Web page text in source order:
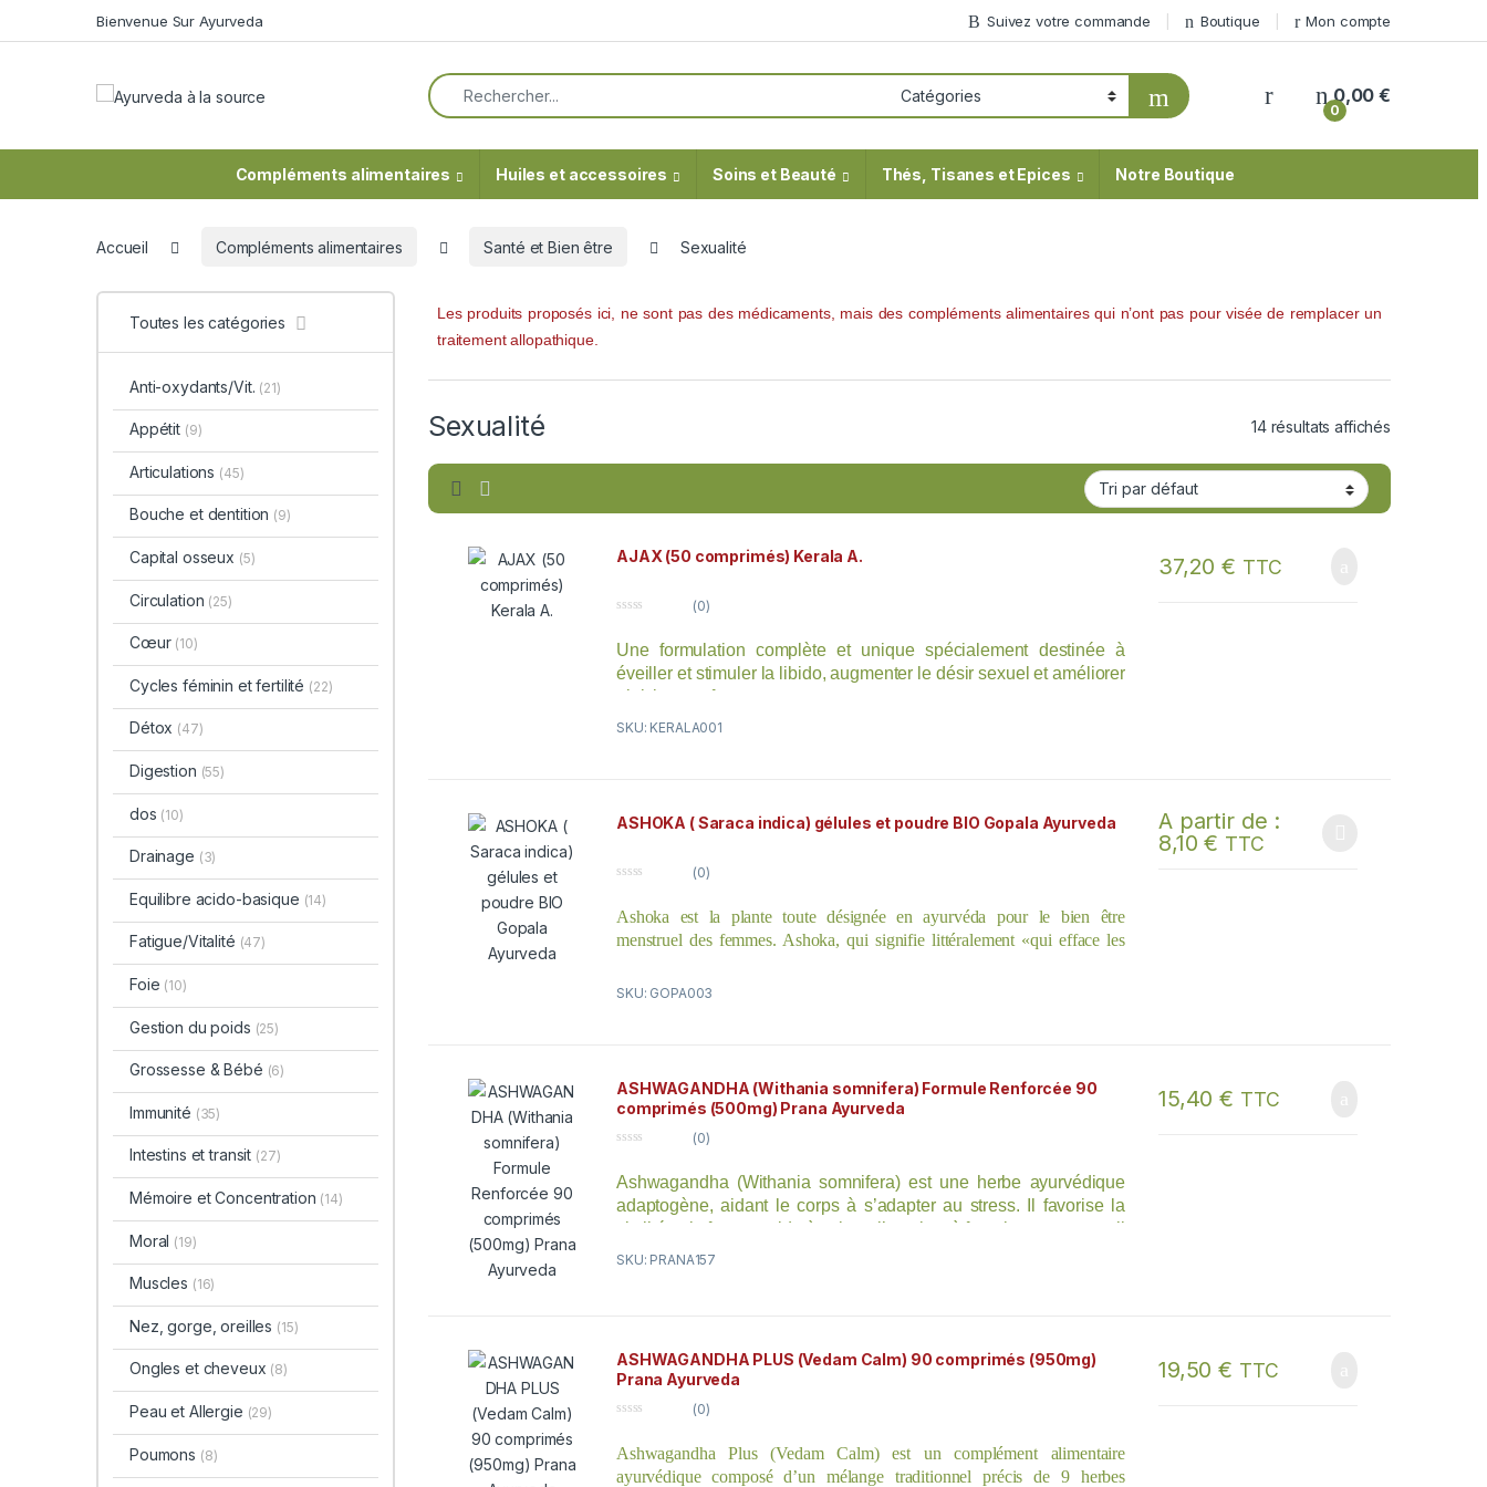
Bienvenue Sur Ayurveda Suivez votre commande Boutique Mon compte
Search for:
My Account
0
0,00€
Compléments alimentaires Huiles et accessoires Soins et Beauté Thés, Tisanes et Epices Notre Boutique
Accueil Compléments alimentaires Santé et Bien être Sexualité
Les produits proposés ici, ne sont pas des médicaments, mais des compléments alimentaires qui n’ont pas pour visée de remplacer un
traitement allopathique.
Sexualité 14 résultats affichés
AJAX (50 comprimés) Kerala A.
u
o
(0)
Une formulation complète et unique spécialement destinée à
éveiller et stimuler la libido, augmenter le désir sexuel et améliorer
plaisir et performance.
SKU: KERALA001
37,20€ TTC
ASHOKA ( Saraca indica) gélules et poudre BIO Gopala Ayurveda
u
o
(0)
Ashoka est la plante toute désignée en ayurvéda pour le bien être
menstruel des femmes. Ashoka, qui signifie littéralement «qui efface les
douleurs, les sensations de brûlure, les ballonnements et l’inconfort liés
améliore le tissu de l’endomètre.
SKU: GOPA003
A partir de :
8,10€ TTC
Ce produit a plusieurs variations. Les
ASHWAGANDHA (Withania somnifera) Formule Renforcée 90
comprimés (500mg) Prana Ayurveda
u
o
(0)
Ashwagandha (Withania somnifera) est une herbe ayurvédique
adaptogène, aidant le corps à s’adapter au stress. Il favorise la
réparateur. Les comprimés d’Ashwagandha extra fort de Prana
rajeunir à la fois l’esprit et le corps.
SKU: PRANA157
15,40€ TTC
ASHWAGANDHA PLUS (Vedam Calm) 90 comprimés (950mg)
Prana Ayurveda
u
o
(0)
Ashwagandha Plus (Vedam Calm) est un complément alimentaire
ayurvédique composé d’un mélange traditionnel précis de 9 herbes
19,50€ TTC
Toutes les catégories
Anti-oxydants/Vit. (21)
Appétit (9)
Articulations (45)
Bouche et dentition (9)
Capital osseux (5)
Circulation (25)
Cœur (10)
Cycles féminin et fertilité (22)
Détox (47)
Digestion (55)
dos (10)
Drainage (3)
Equilibre acido-basique (14)
Fatigue/Vitalité (47)
Foie (10)
Gestion du poids (25)
Grossesse & Bébé (6)
Immunité (35)
Intestins et transit (27)
Mémoire et Concentration (14)
Moral (19)
Muscles (16)
Nez, gorge, oreilles (15)
Ongles et cheveux (8)
Peau et Allergie (29)
Poumons (8)